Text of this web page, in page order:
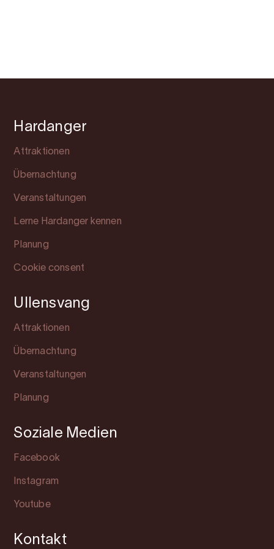
Hardanger
Attraktionen
Übernachtung
Veranstaltungen
Lerne Hardanger kennen
Planung
Cookie consent
Ullensvang
Attraktionen
Übernachtung
Veranstaltungen
Planung
Soziale Medien
Facebook
Instagram
Youtube
Kontakt